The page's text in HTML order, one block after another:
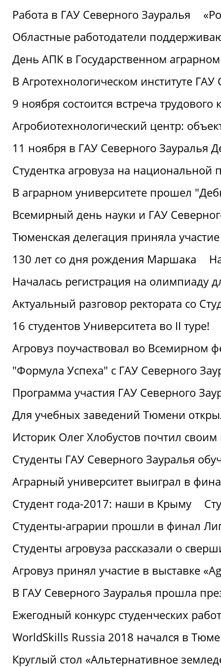
Работа в ГАУ Северного Зауралья
Областные работодатели
День АПК в Государственном
В Агротехнологическом институте
9 ноября состоится встреча трудового
Агробиотехнологический центр:
11 ноября в ГАУ Северного Зауралья
Студентка агровуза на национальной
В аграрном университете прошел
Всемирный день науки и ГАУ
Тюменская делегация приняла
130 лет со дня рождения Маршака
Началась регистрация на олимпиаду
Актуальный разговор ректората со
16 студентов Университета во II туре!
Агровуз поучаствовал во Всемирном
"Формула Успеха" с ГАУ Северного
Программа участия ГАУ Северного
Для учебных заведений Тюмени
Историк Олег Хлобустов почтил
Студенты ГАУ Северного Зауралья
Аграрный университет выиграл в
Студент года-2017: наши в Крыму
Студенты-аграрии прошли в финал
Студенты агровуза рассказали о
Агровуз принял участие в выставке
В ГАУ Северного Зауралья прошла
Ежегодный конкурс студенческих
WorldSkills Russia 2018 начался в
Круглый стол «Альтернативное